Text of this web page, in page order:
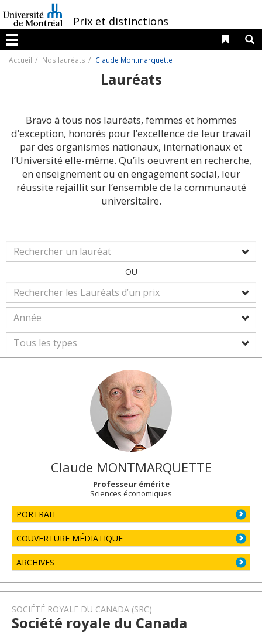
au
contenu
/Prix et distinctions
Menu
Liens
Accueil Nos lauréats Claude Montmarquette
Lauréats
Bravo à tous nos lauréats, femmes et hommes
d’exception, honorés pour l’excellence de leur travail
par des organismes nationaux, internationaux et
l’Université elle-même. Qu’ils oeuvrent en recherche,
en enseignement ou en engagement social, leur
réussite rejaillit sur l’ensemble de la communauté
universitaire.
OU
Claude MONTMARQUETTE
Professeur émérite
Sciences économiques
PORTRAIT
COUVERTURE MÉDIATIQUE
ARCHIVES
SOCIÉTÉ ROYALE DU CANADA (SRC)
Société royale du Canada